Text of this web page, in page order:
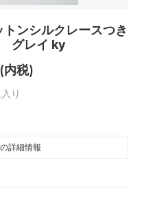
ンシルクレースつき
グレイ ky
税)
り
詳細情報